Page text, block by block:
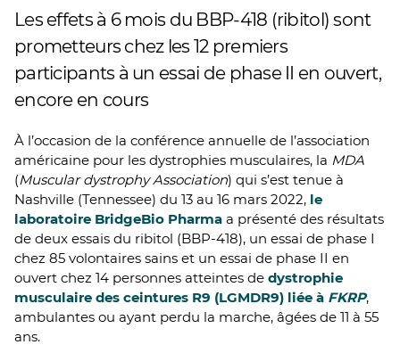
Les effets à 6 mois du BBP-418 (ribitol) sont
prometteurs chez les 12 premiers
participants à un essai de phase II en ouvert,
encore en cours
À l’occasion de la conférence annuelle de l’association
américaine pour les dystrophies musculaires, la MDA
(Muscular dystrophy Association) qui s’est tenue à
Nashville (Tennessee) du 13 au 16 mars 2022, le
laboratoire BridgeBio Pharma a présenté des résultats
de deux essais du ribitol (BBP-418), un essai de phase I
chez 85 volontaires sains et un essai de phase II en
ouvert chez 14 personnes atteintes de dystrophie
musculaire des ceintures R9 (LGMDR9) liée à FKRP,
ambulantes ou ayant perdu la marche, âgées de 11 à 55
ans.